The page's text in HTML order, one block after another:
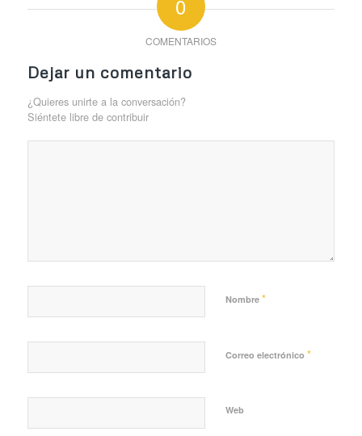
0
COMENTARIOS
Dejar un comentario
¿Quieres unirte a la conversación?
Siéntete libre de contribuir
Nombre *
Correo electrónico *
Web